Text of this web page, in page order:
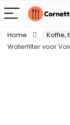
Home Koffie,
Waterfilter voor